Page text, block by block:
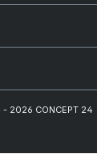
- 2026 CONCEPT 24